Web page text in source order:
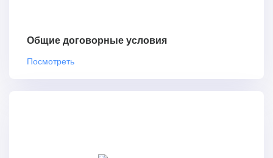
Общие договорные условия
Посмотреть